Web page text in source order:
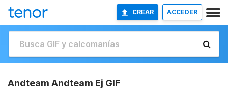
CREAR ACCEDER
Andteam Andteam Ej GIF